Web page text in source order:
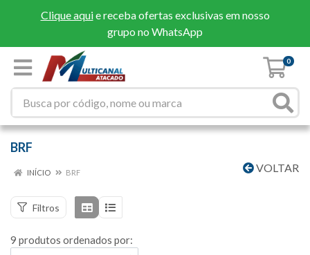
Clique aquie receba ofertas exclusivas em nosso
grupo no WhatsApp
0
BRF
VOLTAR
INÍCIO BRF
Filtros
9 produtos ordenados por: